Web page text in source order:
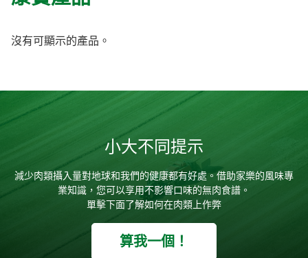
沒有可顯示的產品。
小大不同提示
減少肉類攝入量對地球和我們的健康都有好處。借助家樂的風味專
業知識，您可以享用不影響口味的無肉食譜。
單擊下面了解如何在肉類上作弊
算我一個！